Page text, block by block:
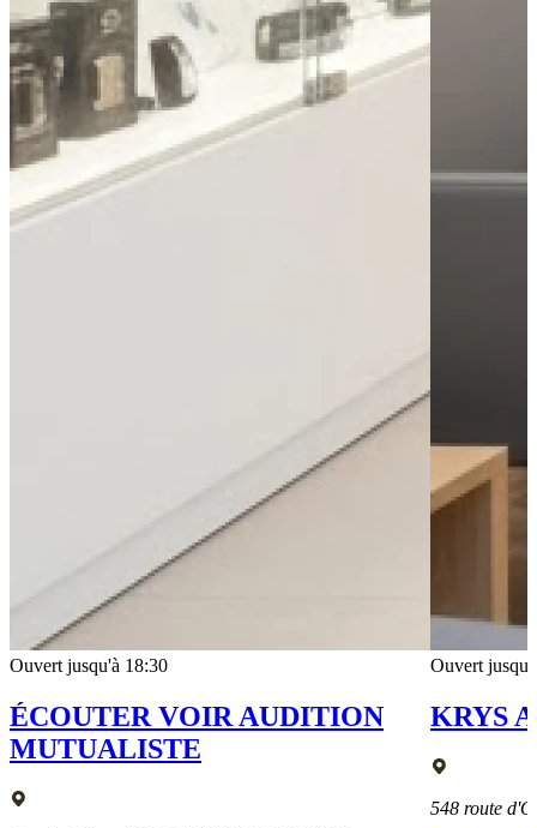
Ouvert jusqu'à 18:30
ÉCOUTER VOIR AUDITION
MUTUALISTE
Ouvert
KRYS
548 route